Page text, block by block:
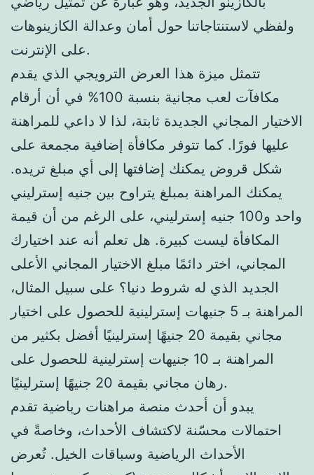
ولفظي لاستنتاجاتنا حول أمان وعدالة الكازينوهات
على الإنترنت.
تتمثل ميزة هذا العرض الترويجي الذي يقدم
مكافآت لعب مجانية بنسبة 100% في أن أرقام
الاختيار المجاني الجديدة ثابتة، لذا لا داعي للمراهنة
عليها فورًا. كما تتوفر مكافأة إضافية مجمعة على
شكل قروض يمكنك إضافتها إلى أي مبلغ تريده.
يمكنك المراهنة بمبلغ يتراوح بين جنيه إسترليني
واحد و100 جنيه إسترليني، على الرغم من أن قيمة
المكافأة ليست كبيرة. هل تعلم أنه عند اختيارك
المجاني، اختر دائمًا مبلغ الاختيار المجاني الأعلى
الجديد الذي له شروط دنيا؟ على سبيل المثال،
المراهنة بـ 5 جنيهات إسترلينية للحصول على اختيار
مجاني بقيمة 20 جنيهًا إسترلينيًا أفضل بكثير من
المراهنة بـ 10 جنيهات إسترلينية للحصول على
رهان مجاني بقيمة 20 جنيهًا إسترلينيًا.
يبدو أن أحدث منصة مراهنات رياضية تقدم
احتمالات محسّنة لاكتشاف الأحداث، وخاصةً في
الأحداث الرياضية وسباقات الخيل. تُعرض